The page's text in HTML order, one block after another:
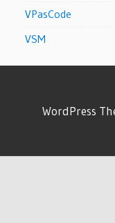
VPasCode
VSM
WordPress